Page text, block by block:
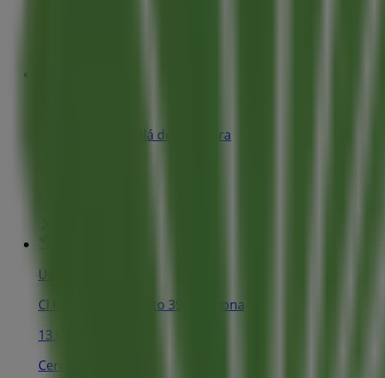
Cl Mairena 9, Alcalá de Guadaira
Unicaja Banco
Cl Paseo del Estatuto 39, Carmona
13.6 km
Cerrado